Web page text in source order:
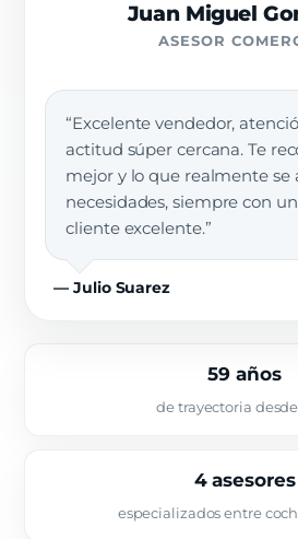
Juan Miguel
ASESOR
“Excelente vendedor,
actitud súper cercana. Te
mejor y lo que realmente se
necesidades, siempre con
cliente excelente.”
— Julio Suarez
59 años
de trayectoria desde
4 asesores
especializados entre